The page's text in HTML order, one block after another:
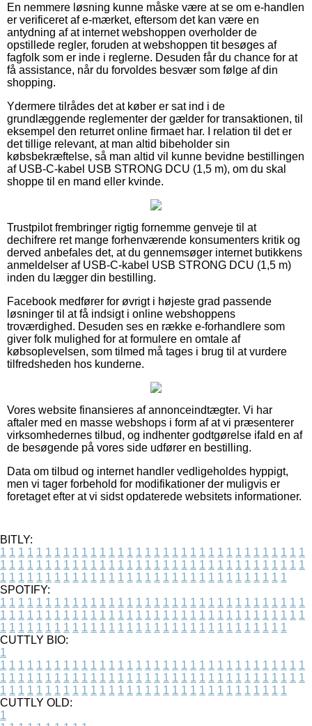
En nemmere løsning kunne måske være at se om e-handlen
er verificeret af e-mærket, eftersom det kan være en
antydning af at internet webshoppen overholder de
opstillede regler, foruden at webshoppen tit besøges af
fagfolk som er inde i reglerne. Desuden får du chance for at
få assistance, når du forvoldes besvær som følge af din
shopping.
Ydermere tilrådes det at køber er sat ind i de
grundlæggende reglementer der gælder for transaktionen, til
eksempel den returret online firmaet har. I relation til det er
det tillige relevant, at man altid bibeholder sin
købsbekræftelse, så man altid vil kunne bevidne bestillingen
af USB-C-kabel USB STRONG DCU (1,5 m), om du skal
shoppe til en mand eller kvinde.
Trustpilot frembringer rigtig fornemme genveje til at
dechifrere ret mange forhenværende konsumenters kritik og
derved anbefales det, at du gennemsøger internet butikkens
anmeldelser af USB-C-kabel USB STRONG DCU (1,5 m)
inden du lægger din bestilling.
Facebook medfører for øvrigt i højeste grad passende
løsninger til at få indsigt i online webshoppens
troværdighed. Desuden ses en række e-forhandlere som
giver folk mulighed for at formulere en omtale af
købsoplevelsen, som tilmed må tages i brug til at vurdere
tilfredsheden hos kunderne.
Vores website finansieres af annonceindtægter. Vi har
aftaler med en masse webshops i form af at vi præsenterer
virksomhedernes tilbud, og indhenter godtgørelse ifald en af
de besøgende på vores side udfører en bestilling.
Data om tilbud og internet handler vedligeholdes hyppigt,
men vi tager forbehold for modifikationer der muligvis er
foretaget efter at vi sidst opdaterede websitets informationer.
BITLY:
1 1 1 1 1 1 1 1 1 1 1 1 1 1 1 1 1 1 1 1 1 1 1 1 1 1 1 1 1 1 1 1 1 1
1 1 1 1 1 1 1 1 1 1 1 1 1 1 1 1 1 1 1 1 1 1 1 1 1 1 1 1 1 1 1 1 1 1
1 1 1 1 1 1 1 1 1 1 1 1 1 1 1 1 1 1 1 1 1 1 1 1 1 1 1 1 1 1 1 1
SPOTIFY:
1 1 1 1 1 1 1 1 1 1 1 1 1 1 1 1 1 1 1 1 1 1 1 1 1 1 1 1 1 1 1 1 1 1
1 1 1 1 1 1 1 1 1 1 1 1 1 1 1 1 1 1 1 1 1 1 1 1 1 1 1 1 1 1 1 1 1 1
1 1 1 1 1 1 1 1 1 1 1 1 1 1 1 1 1 1 1 1 1 1 1 1 1 1 1 1 1 1 1 1
CUTTLY BIO:
1
1 1 1 1 1 1 1 1 1 1 1 1 1 1 1 1 1 1 1 1 1 1 1 1 1 1 1 1 1 1 1 1 1 1
1 1 1 1 1 1 1 1 1 1 1 1 1 1 1 1 1 1 1 1 1 1 1 1 1 1 1 1 1 1 1 1 1 1
1 1 1 1 1 1 1 1 1 1 1 1 1 1 1 1 1 1 1 1 1 1 1 1 1 1 1 1 1 1 1 1
CUTTLY OLD:
1